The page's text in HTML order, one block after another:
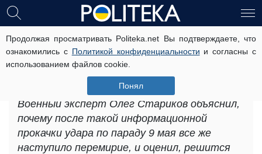
Продолжая просматривать Politeka.net Вы подтверждаете, что
ознакомились с Политикой конфиденциальности и согласны с
использованием файлов cookie.
Понял
«Все будет решаться в Пекине»:
эксперт оценил, договорятся ли
Трамп и Си о российско-украинской
Военный эксперт Олег Стариков объяснил,
почему после такой информационной
прокачки удара по параду 9 мая все же
наступило перемирие, и оценил, решится